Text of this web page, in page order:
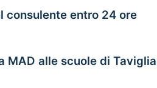
consulente entro 24 ore
MAD alle scuole di